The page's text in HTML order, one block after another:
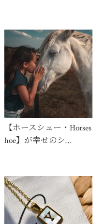
【ホースシュー・Horses
hoe】が幸せのシ…